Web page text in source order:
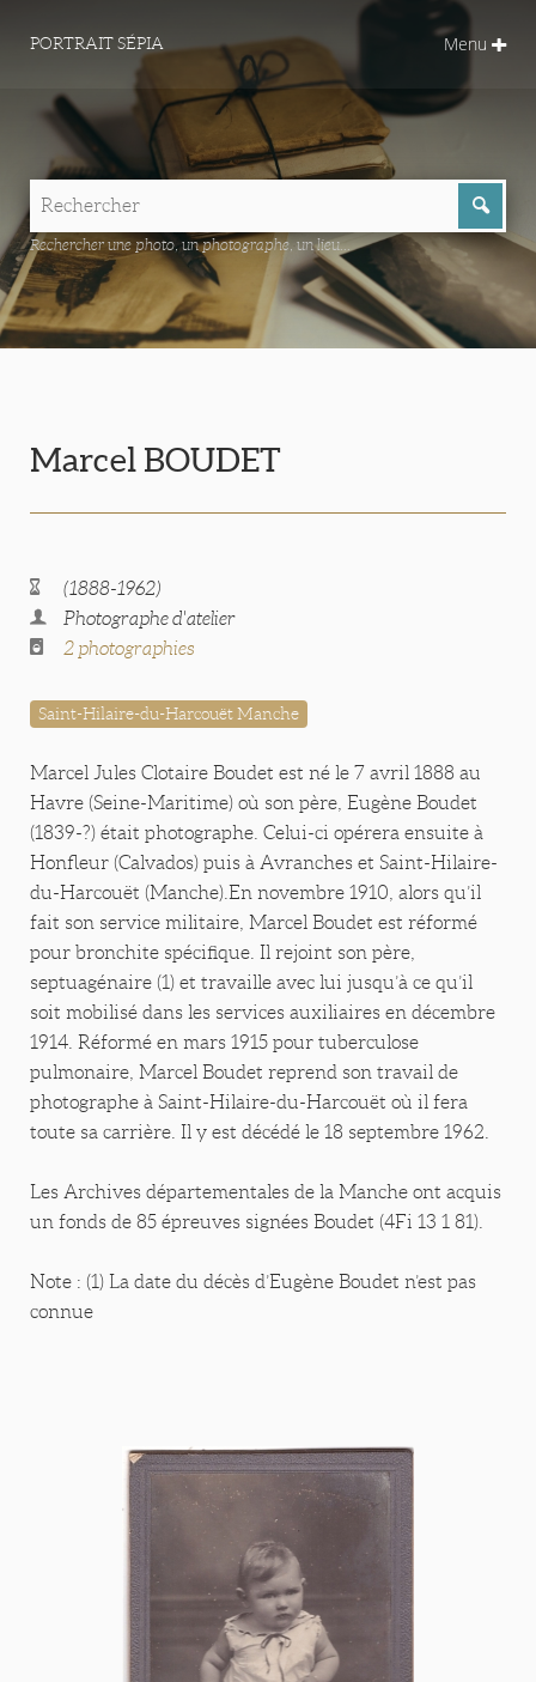
PORTRAIT SÉPIA Menu
Rechercher une photo, un photographe, un lieu...
Marcel BOUDET
(1888-1962)
Photographe d'atelier
2 photographies
Saint-Hilaire-du-Harcouët Manche
Marcel Jules Clotaire Boudet est né le 7 avril 1888 au
Havre (Seine-Maritime) où son père, Eugène Boudet
(1839-?) était photographe. Celui-ci opérera ensuite à
Honfleur (Calvados) puis à Avranches et Saint-Hilaire-
du-Harcouët (Manche).En novembre 1910, alors qu’il
fait son service militaire, Marcel Boudet est réformé
pour bronchite spécifique. Il rejoint son père,
septuagénaire (1) et travaille avec lui jusqu’à ce qu’il
soit mobilisé dans les services auxiliaires en décembre
1914. Réformé en mars 1915 pour tuberculose
pulmonaire, Marcel Boudet reprend son travail de
photographe à Saint-Hilaire-du-Harcouët où il fera
toute sa carrière. Il y est décédé le 18 septembre 1962.
Les Archives départementales de la Manche ont acquis
un fonds de 85 épreuves signées Boudet (4Fi 13 1 81).
Note : (1) La date du décès d’Eugène Boudet n’est pas
connue